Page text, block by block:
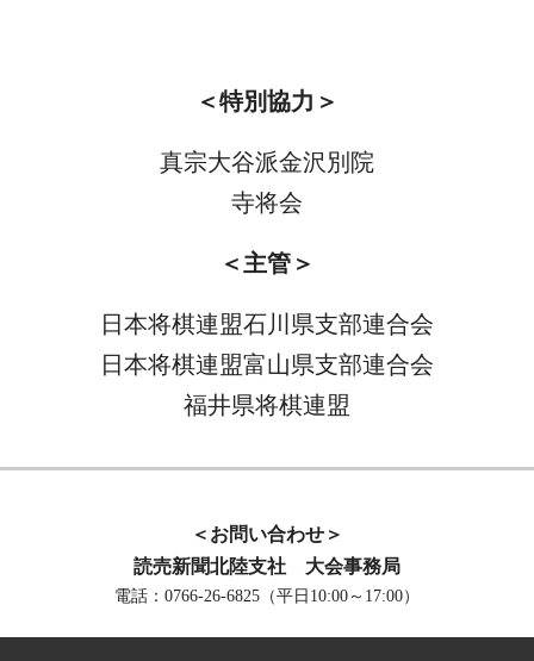
＜特別協力＞
真宗大谷派金沢別院
寺将会
＜主管＞
日本将棋連盟石川県支部連合会
日本将棋連盟富山県支部連合会
福井県将棋連盟
＜お問い合わせ＞
読売新聞北陸支社　大会事務局
電話：0766-26-6825（平日10:00～17:00）